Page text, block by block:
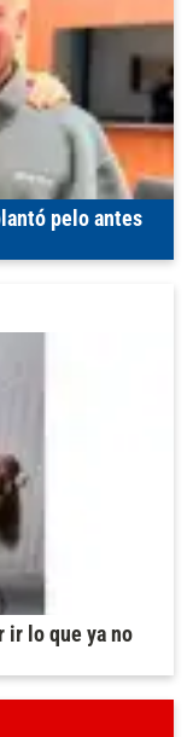
pelo antes
ir lo que ya no